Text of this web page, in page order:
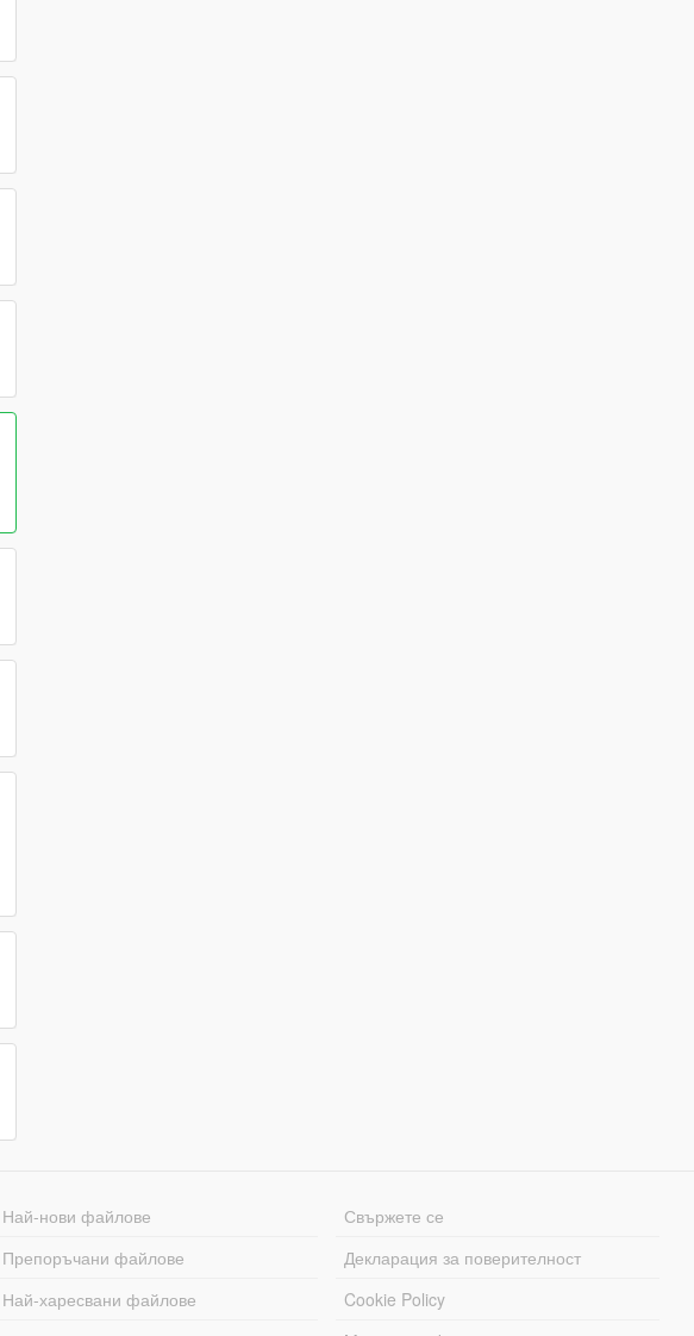
Най-нови файлове
Препоръчани файлове
Най-харесвани файлове
Свържете се
Декларация за поверителност
Cookie Policy